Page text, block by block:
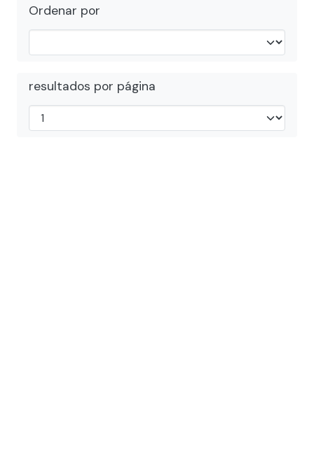
Ordenar por
resultados por página